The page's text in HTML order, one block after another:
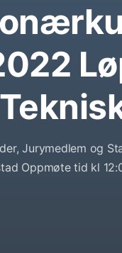
Jurymedlem og
Oppmøte tid kl